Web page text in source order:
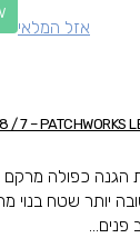
אזל המלאי
הגנה כפולה מרקם
יותר שטח בנוי
פנים...